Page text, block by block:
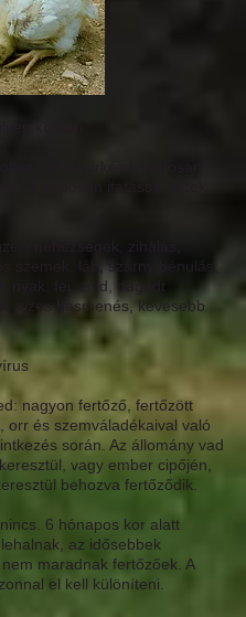
nehézségek, zihálás,
szemek, láb, szárny bénulás,
nyak, fej, zöld, dagadt
vizes hasmenés, kevesebb
nagyon fertőző, fertőzött
orr és szemváladékaival való
során. Az állomány vad
vagy ember cipőjén,
behozva fertőződik.
nincs. 6 hónapos kor alatt
az idősebbek
maradnak fertőzőek. A
el kell különíteni.